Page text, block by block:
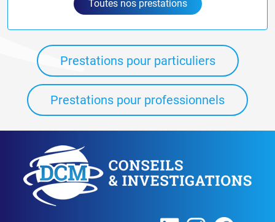
Toutes nos prestations
Prestations pour particuliers
Prestations pour professionnels